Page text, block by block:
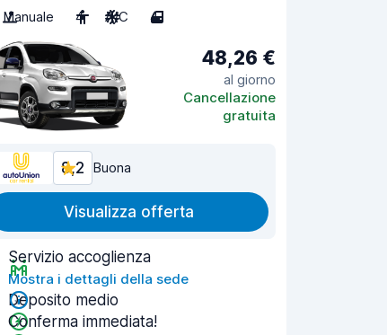
Manuale
4 A/C 4
48,26 €
al giorno
Cancellazione
gratuita
8,2 Buona
Visualizza offerta
Servizio accoglienza
Mostra i dettagli della sede
Deposito medio
Conferma immediata!